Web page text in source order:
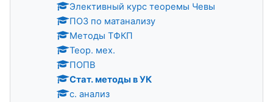
Элективный курс теоремы Чевы
ПОЗ по матанализу
Методы ТФКП
Теор. мех.
ПОПВ
Стат. методы в УК
с. анализ